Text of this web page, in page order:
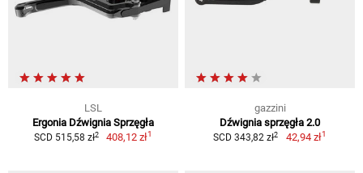
LSL
Ergonia Dźwignia Sprzęgła
SCD 515,58 zł2 408,12 zł1
gazzini
Dźwignia sprzęgła 2.0
SCD 343,82 zł2 42,94 zł1